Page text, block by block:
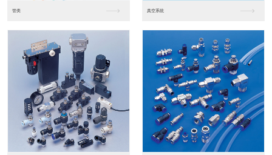
进口松下PLC2 进口松下PLC